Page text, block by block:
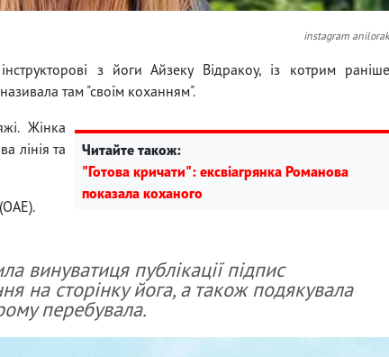
instagram anilorak
з йоги Айзеку Відракоу, із котрим раніше
там "своїм коханням".
Читайте також:
"Готова кричати": ексвіагрянка Романова
показала коханого
Жінка
лінія та
винуватиця публікації підпис
на сторінку йога, а також подякувала
перебувала.